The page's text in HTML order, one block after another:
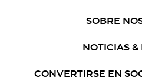
SOBRE
NOTICIAS &
CONVERTIRSE EN